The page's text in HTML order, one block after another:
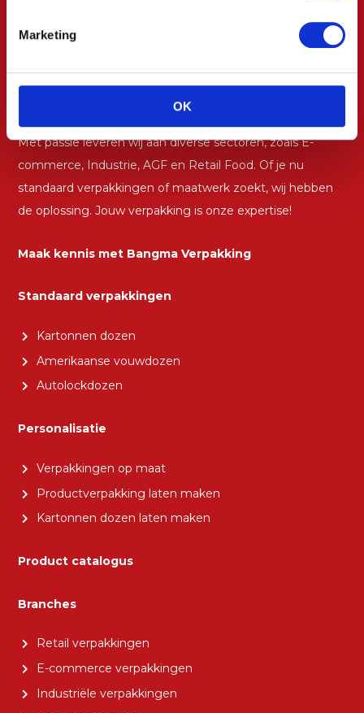
Marketing
OK
Bangma Verpakking is jouw specialist in (kartonnen)
productverpakking tot verzenddozen, opvul- en
Met passie leveren wij aan diverse sectoren, zoals E-
commerce, Industrie, AGF en Retail Food. Of je nu
standaard verpakkingen of maatwerk zoekt, wij hebben
de oplossing. Jouw verpakking is onze expertise!
Maak kennis met Bangma Verpakking
Standaard verpakkingen
Kartonnen dozen
Amerikaanse vouwdozen
Autolockdozen
Personalisatie
Verpakkingen op maat
Productverpakking laten maken
Kartonnen dozen laten maken
Product catalogus
Branches
Retail verpakkingen
E-commerce verpakkingen
Industriële verpakkingen